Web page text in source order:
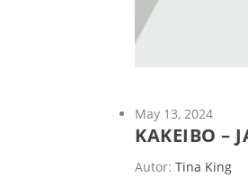
May 13, 2024
KAKEIBO –
Autor:Tina King